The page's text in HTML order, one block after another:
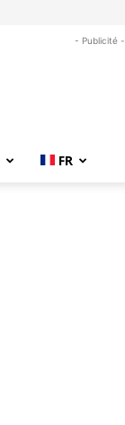
- Publicité -
FR